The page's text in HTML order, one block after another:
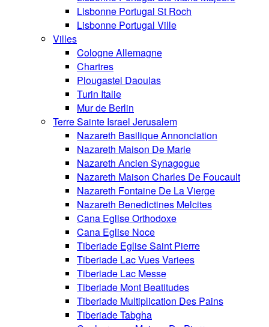
Lisbonne Portugal St Roch
Lisbonne Portugal Ville
Villes
Cologne Allemagne
Chartres
Plougastel Daoulas
Turin Italie
Mur de Berlin
Terre Sainte Israel Jerusalem
Nazareth Basilique Annonciation
Nazareth Maison De Marie
Nazareth Ancien Synagogue
Nazareth Maison Charles De Foucault
Nazareth Fontaine De La Vierge
Nazareth Benedictines Melcites
Cana Eglise Orthodoxe
Cana Eglise Noce
Tiberiade Eglise Saint Pierre
Tiberiade Lac Vues Variees
Tiberiade Lac Messe
Tiberiade Mont Beatitudes
Tiberiade Multiplication Des Pains
Tiberiade Tabgha